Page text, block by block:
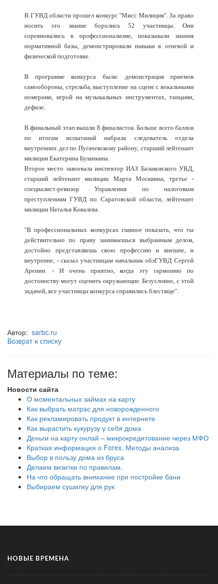
В ГУВД области прошел конкурс "Мисс Милиция". За право
носить это звание боролись 52 участницы. Они
соревновались в профессионализме, показывали знания
нормативной базы, демонстрировали навыки в огневой и
физической подготовке.
В программе конкурса были: демонстрация приемов
самообороны, стрельба, выступление на сцене с вокальными
номерами, игрой на музыкальных инструментах, танцами,
дефиле.
В финальный этап вышли 8 финалисток. Больше всего баллов
по итогам испытаний набрала следователь отдела
внутренних дел по Пугачевскому району, старший лейтенант
милиции Екатерина Буланкина.
Второе место завоевала инспектор ИАЗ Балаковского УВД,
старший лейтенант милиции Марта Москвина, третье -
специалист-ревизор Управления по налоговым
преступлениям ГУВД по Саратовской области, лейтенант
милиции Наталья Ковалева.
"В профессиональных конкурсах главное показать, что ты
действительно по праву занимаешься выбранным делом,
достойно представляешь свою профессию и внешне, и
внутренне, - сказал участницам начальник облГУВД Сергей
Аренин. - И очень приятно, когда эту гармонию по
достоинству могут оценить окружающие. Безусловно, с этой
задачей, все участницы конкурса справились блестяще".
Автор: sarbc.ru
Возврат к списку
Материалы по теме:
Новости сайта
О моментальных займах на карту
Как выбрать матрас для новорожденного
Как рекламировать продукт в интернете
Как вырастить кукурузу у себя дома
Деньги на карту онлай – микрокредитование через МФО
Краткая информация о Forex. Методы анализа
Выбор в пользу дома из бруса
Делаем визитки по правилам.
На что обращать внимание при постройке бани
Выбираем сушилку для рук
НОВЫЕ ВРЕМЕНА